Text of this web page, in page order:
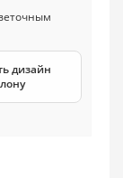
дизайн